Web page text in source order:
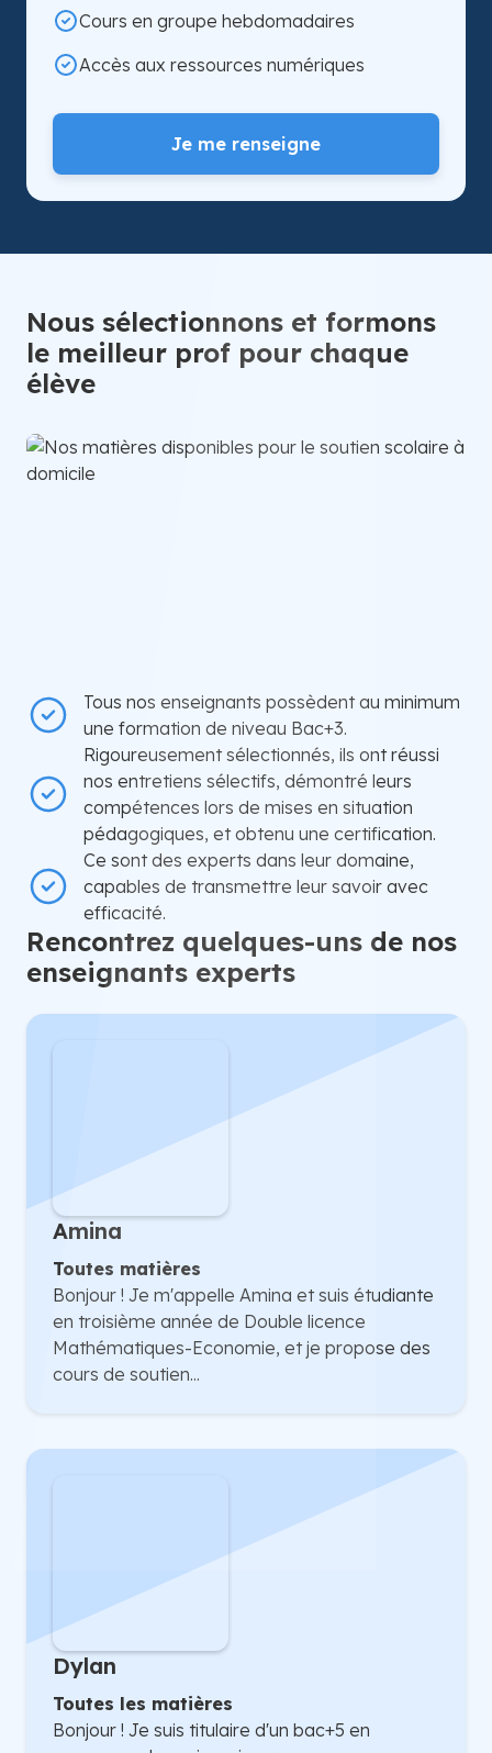
Cours en groupe hebdomadaires
Accès aux ressources numériques
Je me renseigne
Nous sélectionnons et formons
le meilleur prof pour chaque
élève
Tous nos enseignants possèdent au minimum
une formation de niveau Bac+3.
Rigoureusement sélectionnés, ils ont réussi
nos entretiens sélectifs, démontré leurs
compétences lors de mises en situation
pédagogiques, et obtenu une certification.
Ce sont des experts dans leur domaine,
capables de transmettre leur savoir avec
efficacité.
Rencontrez quelques-uns de nos
enseignants experts
Amina
Toutes matières
Bonjour ! Je m'appelle Amina et suis étudiante
en troisième année de Double licence
Mathématiques-Economie, et je propose des
cours de soutien...
Dylan
Toutes les matières
Bonjour ! Je suis titulaire d'un bac+5 en